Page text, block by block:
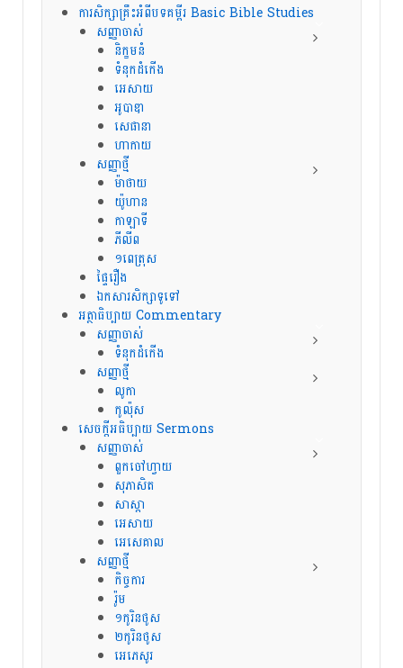
ការសិក្សាគ្រឹះអំពីបទគម្ពីរ Basic Bible Studies
សញ្ញាចាស់
និក្ខមនំ
ទំនុកដំកើង
អេសាយ
អូបាឌា
សេផានា
ហាកាយ
សញ្ញាថ្មី
ម៉ាថាយ
យ៉ូហាន
កាឡាទី
ភីលីព
១ពេត្រុស
ផ្ទៃរឿង
ឯកសារសិក្សាទូទៅ
អត្ថាធិប្បាយ Commentary
សញ្ញាចាស់
ទំនុកដំកើង
សញ្ញាថ្មី
លូកា
កូល៉ុស
សេចក្ដីអធិប្បាយ Sermons
សញ្ញាចាស់
ពួកចៅហ្វាយ
សុភាសិត
សាស្តា
អេសាយ
អេសេគាល
សញ្ញាថ្មី
កិច្ចការ
រ៉ូម
១កូរិនថូស
២កូរិនថូស
អេភេសូរ